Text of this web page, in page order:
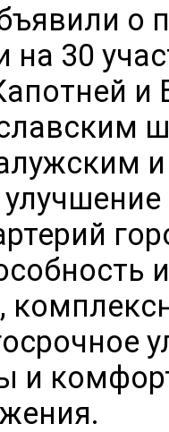
о
на 30
и
и